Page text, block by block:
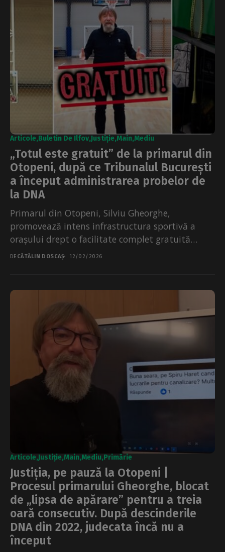
Articole Buletin De Ilfov Justiție Main Mediu
„Totul este gratuit” de la primarul din
Otopeni, după ce Tribunalul București
a început administrarea probelor de
la DNA
Primarul din Otopeni, Silviu Gheorghe,
promovează intens infrastructura sportivă a
orașului drept o facilitate complet gratuită
pentru cetățeni, exact în momentul în care...
DE CĂTĂLIN DOSCAȘ 12/02/2026
Articole Justiție Main Mediu Primărie
Justiția, pe pauză la Otopeni |
Procesul primarului Gheorghe, blocat
de „lipsa de apărare” pentru a treia
oară consecutiv. După descinderile
DNA din 2022, judecata încă nu a
început